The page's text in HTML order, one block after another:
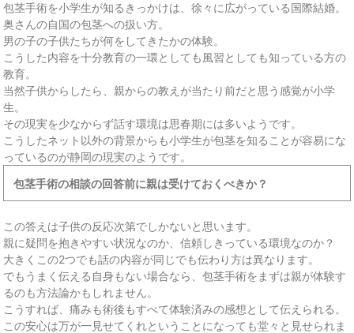
包茎手術を小学生が知るきっかけは、徐々に広がっている国際結婚。
奥さんの自国の包茎への扱い方。
男の子の子供たちが何をしてきたかの体験。
こうした内容を十分教育の一環としても風習としても知っている方の
教育。
当然子供からしたら、親からの教えが当たり前だと思う感覚が小学
生。
その現実を少なからず話す環境は思春期には多いようです。
こうしたネット以外の背景からも小学生が包茎を知ることが容易にな
っているのが静岡の現実のようです。
包茎手術の相談の回答前に親は受けておくべきか？
この答えは子供の反応次第でしかないと思います。
親に疑問を抱きやすい状況なのか、信頼しきっている環境なのか？
大きくこの2つでも話の内容が同じでも伝わり方は異なります。
でもうまく伝える自身もない場合なら、包茎手術をまずは親が体験す
るのも方法論かもしれません。
こうすれば、痛みも術後もすべて体験済みの感想として伝えられる。
この安心は万が一見せてくれということになっても堂々と見せられま